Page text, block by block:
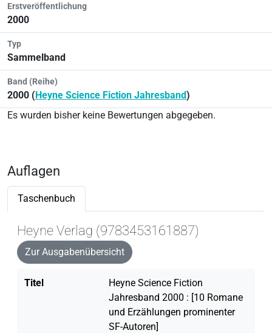
Erstveröffentlichung
2000
Typ
Sammelband
Band (Reihe)
2000 (Heyne Science Fiction Jahresband)
Es wurden bisher keine Bewertungen abgegeben.
Auflagen
Taschenbuch
Heyne Verlag (9783453161887)
Zur Ausgabenübersicht
Titel
Heyne Science Fiction
Jahresband 2000 : [10 Romane
und Erzählungen prominenter
SF-Autoren]